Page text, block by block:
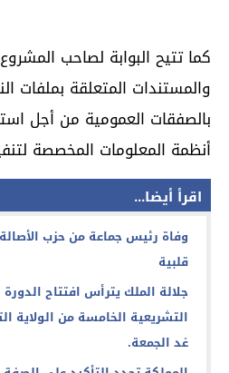
كما تتيح البوابة لصاحب
والمستندات المتعلقة بملفات
بالصفقات العمومية من أجل
أنظمة المعلومات المخصصة
اقرأ أيضا...
وفاة رئيس جماعة من حزب
قلبية
جلالة الملك يترأس افتتاح
التشريعية الخامسة من الولاية
غد الجمعة.